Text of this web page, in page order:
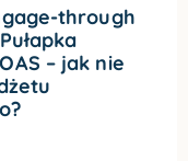
through
– jak nie